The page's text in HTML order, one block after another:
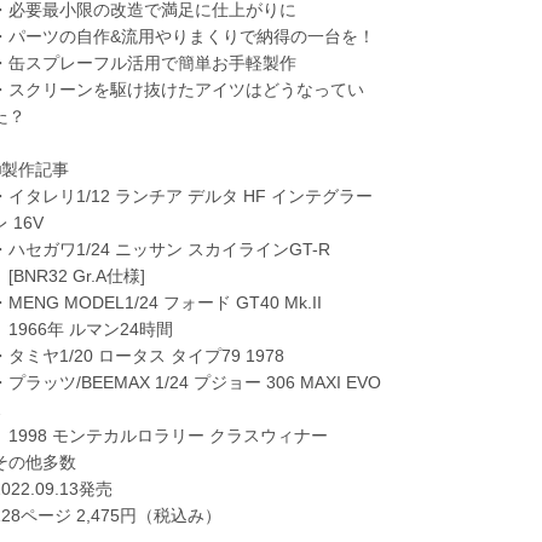
必要最小限の改造で満足に仕上がりに
パーツの自作&流用やりまくりで納得の一台を！
缶スプレーフル活用で簡単お手軽製作
スクリーンを駆け抜けたアイツはどうなってい
？
作記事
イタレリ1/12 ランチア デルタ HF インテグラー
16V
ハセガワ1/24 ニッサン スカイラインGT-R
Gr.A仕様]
MENG MODEL1/24 フォード GT40 Mk.II
年 ルマン24時間
タミヤ1/20 ロータス タイプ79 1978
プラッツ/BEEMAX 1/24 プジョー 306 MAXI EVO
モンテカルロラリー クラスウィナー
の他多数
発売
ページ 2,475円（税込み）